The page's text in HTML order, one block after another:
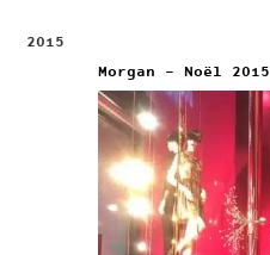
2015
Morgan – Noël 2015